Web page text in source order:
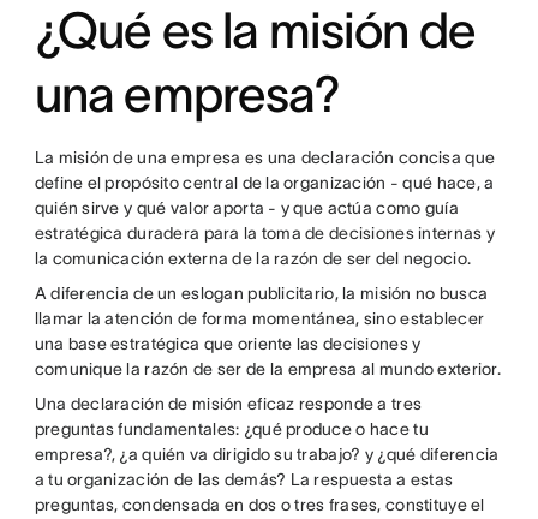
¿Qué es la misión de
una empresa?
La misión de una empresa es una declaración concisa que
define el propósito central de la organización - qué hace, a
quién sirve y qué valor aporta - y que actúa como guía
estratégica duradera para la toma de decisiones internas y
la comunicación externa de la razón de ser del negocio.
A diferencia de un eslogan publicitario, la misión no busca
llamar la atención de forma momentánea, sino establecer
una base estratégica que oriente las decisiones y
comunique la razón de ser de la empresa al mundo exterior.
Una declaración de misión eficaz responde a tres
preguntas fundamentales: ¿qué produce o hace tu
empresa?, ¿a quién va dirigido su trabajo? y ¿qué diferencia
a tu organización de las demás? La respuesta a estas
preguntas, condensada en dos o tres frases, constituye el